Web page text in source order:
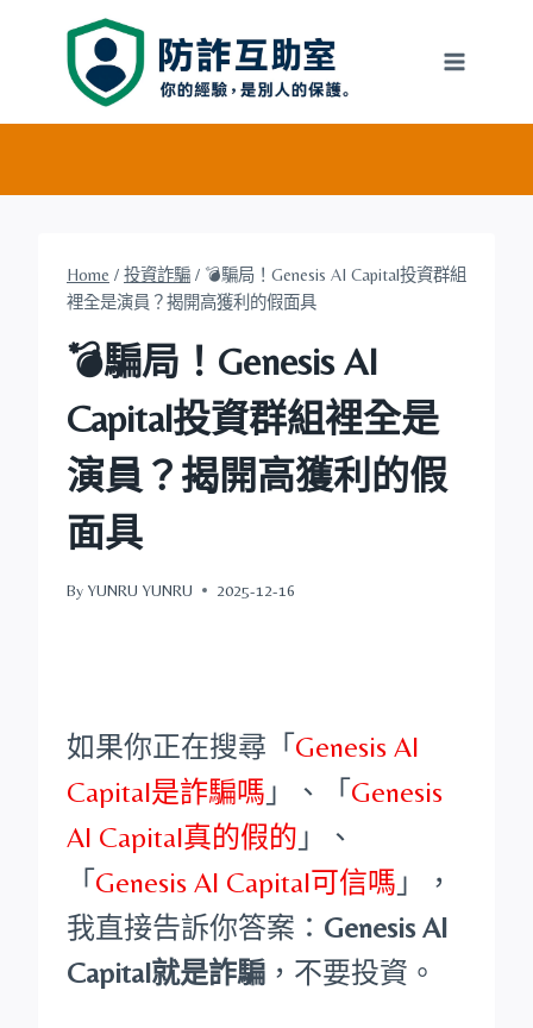
Home / 投資詐騙 / 💣騙局！Genesis AI Capital投資群組
裡全是演員？揭開高獲利的假面具
💣騙局！Genesis AI
Capital投資群組裡全是
演員？揭開高獲利的假
面具
By YUNRU YUNRU 2025-12-16
如果你正在搜尋「 Genesis AI
Capital是詐騙嗎 」、「 Genesis
AI Capital真的假的 」、
「 Genesis AI Capital可信嗎 」，
我直接告訴你答案： Genesis AI
Capital就是詐騙 ，不要投資。